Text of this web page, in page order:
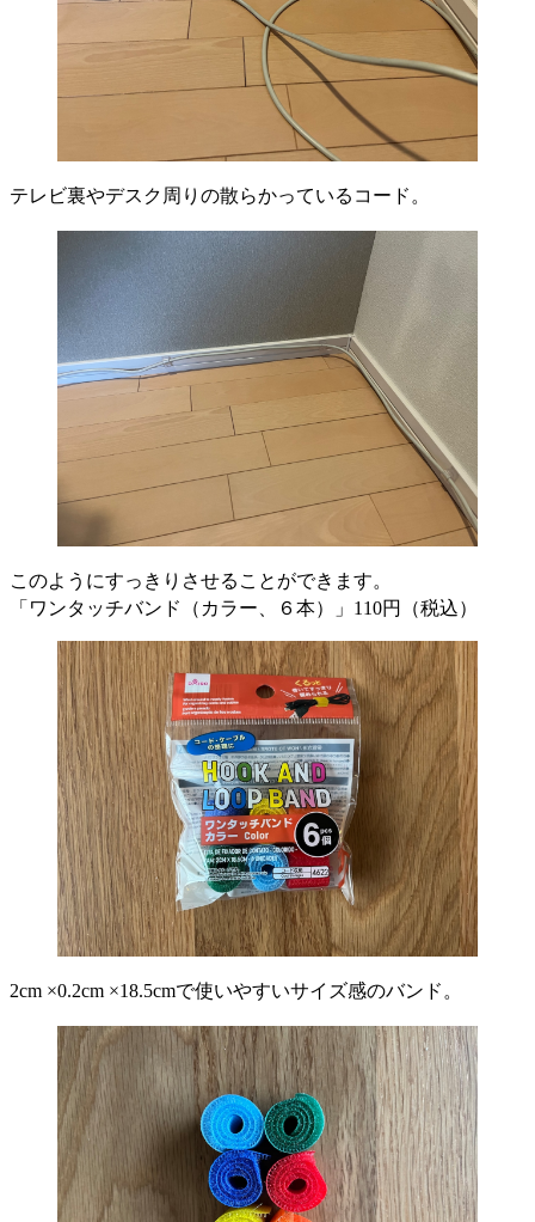
テレビ裏やデスク周りの散らかっているコード。
このようにすっきりさせることができます。
「ワンタッチバンド（カラー、６本）」110円（税込）
2cm ×0.2cm ×18.5cmで使いやすいサイズ感のバンド。